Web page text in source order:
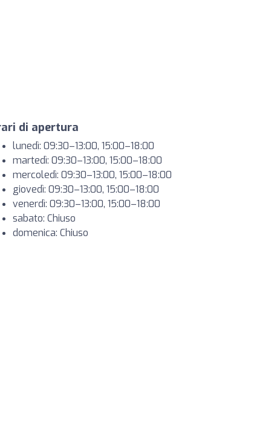
di apertura
lunedì: 09:30–13:00, 15:00–18:00
martedì: 09:30–13:00, 15:00–18:00
mercoledì: 09:30–13:00, 15:00–18:00
giovedì: 09:30–13:00, 15:00–18:00
venerdì: 09:30–13:00, 15:00–18:00
sabato: Chiuso
domenica: Chiuso